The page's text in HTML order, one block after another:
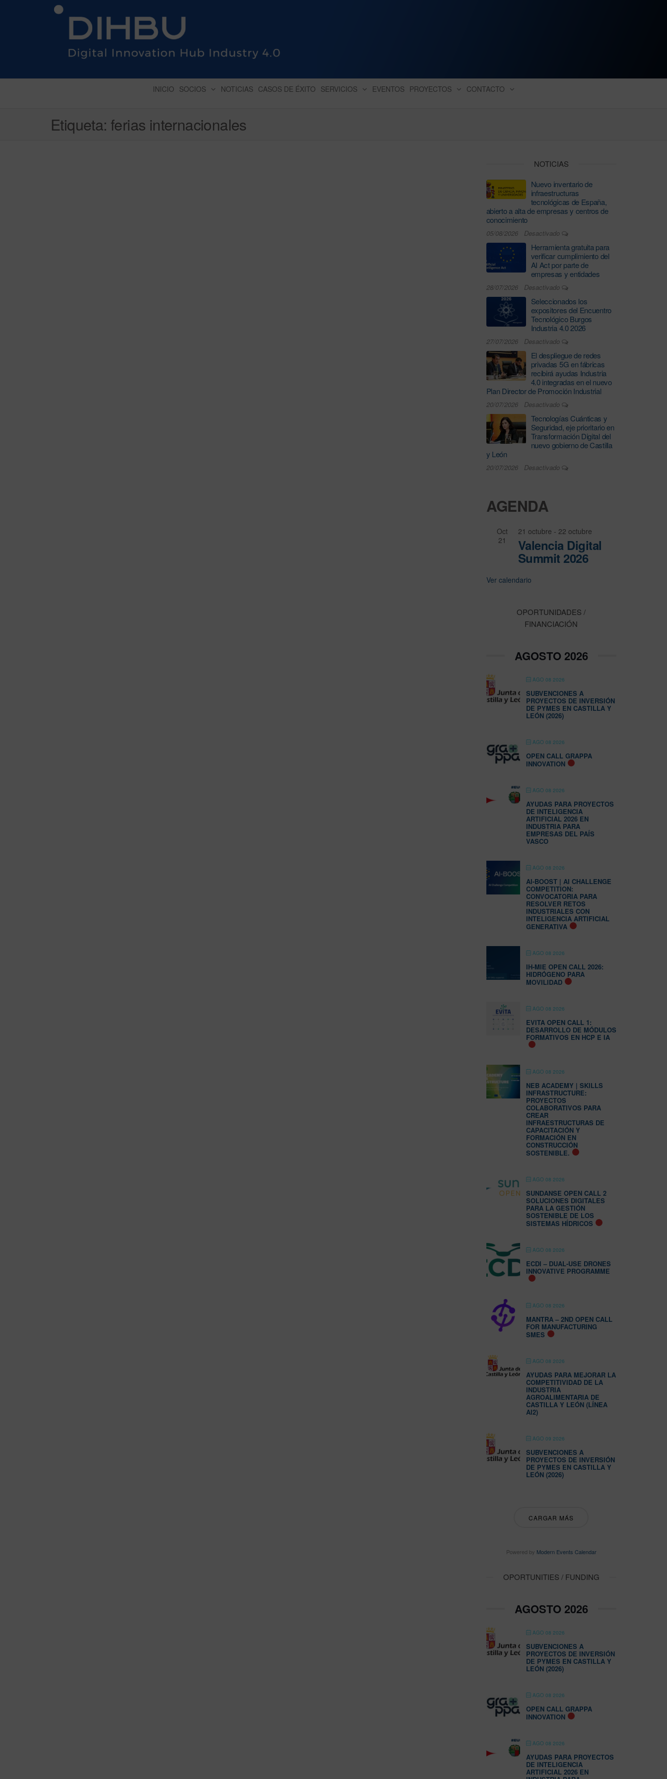
DIGITAL INNOVATION HUB INDUSTRY 4.0
INICIO SOCIOS NOTICIAS CASOS DE ÉXITO SERVICIOS EVENTOS PROYECTOS CONTACTO
Etiqueta: ferias internacionales
NOTICIAS
Nuevo inventario de
infraestructuras
tecnológicas de España,
abierto a alta de empresas y centros de
conocimiento
05/08/2026 Desactivado
Herramienta gratuita para
verificar cumplimiento del
AI Act por parte de
empresas y entidades
28/07/2026 Desactivado
Seleccionados los
expositores del Encuentro
Tecnológico Burgos
Industria 4.0 2026
27/07/2026 Desactivado
El despliegue de redes
privadas 5G en fábricas
recibirá ayudas Industria
4.0 integradas en el nuevo
Plan Director de Promoción Industrial
20/07/2026 Desactivado
Tecnologías Cuánticas y
Seguridad, eje prioritario en
Transformación Digital del
nuevo gobierno de Castilla
y León
20/07/2026 Desactivado
AGENDA
Oct
21
21 octubre - 22 octubre
Valencia Digital
Summit 2026
Ver calendario
OPORTUNIDADES /
FINANCIACIÓN
AGOSTO 2026
AGO 08 2026
SUBVENCIONES A
PROYECTOS DE INVERSIÓN
DE PYMES EN CASTILLA Y
LEÓN (2026)
AGO 08 2026
OPEN CALL GRAPPA
INNOVATION
AGO 08 2026
AYUDAS PARA PROYECTOS
DE INTELIGENCIA
ARTIFICIAL 2026 EN
INDUSTRIA PARA
EMPRESAS DEL PAÍS
VASCO
AGO 08 2026
AI-BOOST | AI CHALLENGE
COMPETITION:
CONVOCATORIA PARA
RESOLVER RETOS
INDUSTRIALES CON
INTELIGENCIA ARTIFICIAL
GENERATIVA
AGO 08 2026
IH-MIE OPEN CALL 2026:
HIDRÓGENO PARA
MOVILIDAD
AGO 08 2026
EVITA OPEN CALL 1:
DESARROLLO DE MÓDULOS
FORMATIVOS EN HCP E IA
AGO 08 2026
NEB ACADEMY | SKILLS
INFRASTRUCTURE:
PROYECTOS
COLABORATIVOS PARA
CREAR
INFRAESTRUCTURAS DE
CAPACITACIÓN Y
FORMACIÓN EN
CONSTRUCCIÓN
SOSTENIBLE.
AGO 08 2026
SUNDANSE OPEN CALL 2
SOLUCIONES DIGITALES
PARA LA GESTIÓN
SOSTENIBLE DE LOS
SISTEMAS HÍDRICOS
AGO 08 2026
ECDI – DUAL-USE DRONES
INNOVATIVE PROGRAMME
AGO 08 2026
MANTRA – 2ND OPEN CALL
FOR MANUFACTURING
SMES
AGO 08 2026
AYUDAS PARA MEJORAR LA
COMPETITIVIDAD DE LA
INDUSTRIA
AGROALIMENTARIA DE
CASTILLA Y LEÓN (LÍNEA
AI2)
AGO 09 2026
SUBVENCIONES A
PROYECTOS DE INVERSIÓN
DE PYMES EN CASTILLA Y
LEÓN (2026)
CARGAR MÁS
Powered by Modern Events Calendar
OPORTUNITIES / FUNDING
AGOSTO 2026
AGO 08 2026
SUBVENCIONES A
PROYECTOS DE INVERSIÓN
DE PYMES EN CASTILLA Y
LEÓN (2026)
AGO 08 2026
OPEN CALL GRAPPA
INNOVATION
AGO 08 2026
AYUDAS PARA PROYECTOS
DE INTELIGENCIA
ARTIFICIAL 2026 EN